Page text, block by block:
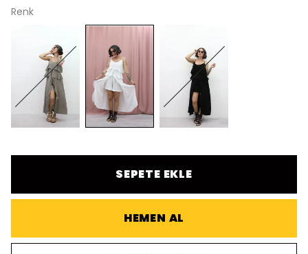
Renk
SEPETE EKLE
HEMEN AL